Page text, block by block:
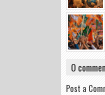
0
Post a